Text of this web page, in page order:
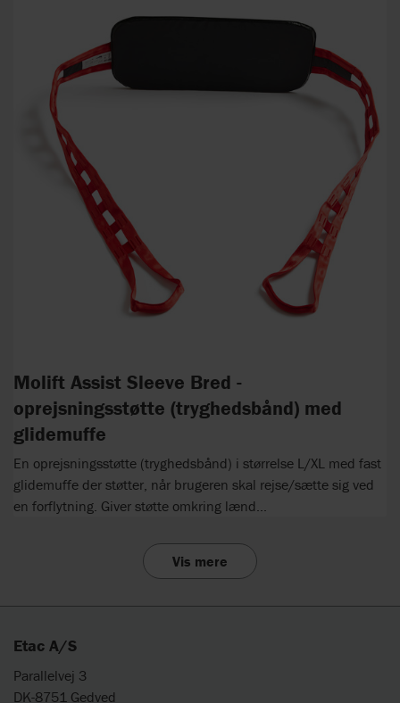
Molift Assist Sleeve Bred -
oprejsningsstøtte (tryghedsbånd) med
glidemuffe
En oprejsningsstøtte (tryghedsbånd) i størrelse L/XL med fast
glidemuffe der støtter, når brugeren skal rejse/sætte sig ved
en forflytning. Giver støtte omkring lænd...
Vis mere
Etac A/S
Parallelvej 3
DK-8751 Gedved